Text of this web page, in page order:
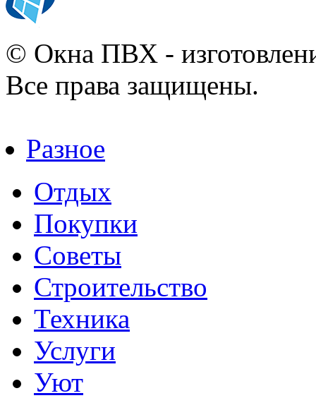
© Окна ПВХ -
Все права защищены.
Разное
Отдых
Покупки
Советы
Строительство
Техника
Услуги
Уют